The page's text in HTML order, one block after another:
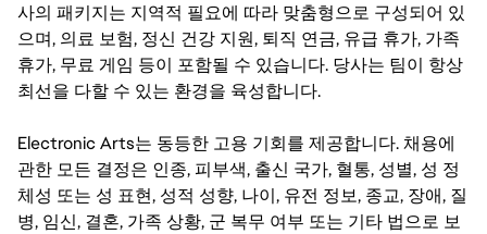
사의 패키지는 지역적 필요에 따라 맞춤형으로 구성되어 있
으며, 의료 보험, 정신 건강 지원, 퇴직 연금, 유급 휴가, 가족
휴가, 무료 게임 등이 포함될 수 있습니다. 당사는 팀이 항상
최선을 다할 수 있는 환경을 육성합니다.
Electronic Arts는 동등한 고용 기회를 제공합니다. 채용에
관한 모든 결정은 인종, 피부색, 출신 국가, 혈통, 성별, 성 정
체성 또는 성 표현, 성적 성향, 나이, 유전 정보, 종교, 장애, 질
병, 임신, 결혼, 가족 상황, 군 복무 여부 또는 기타 법으로 보